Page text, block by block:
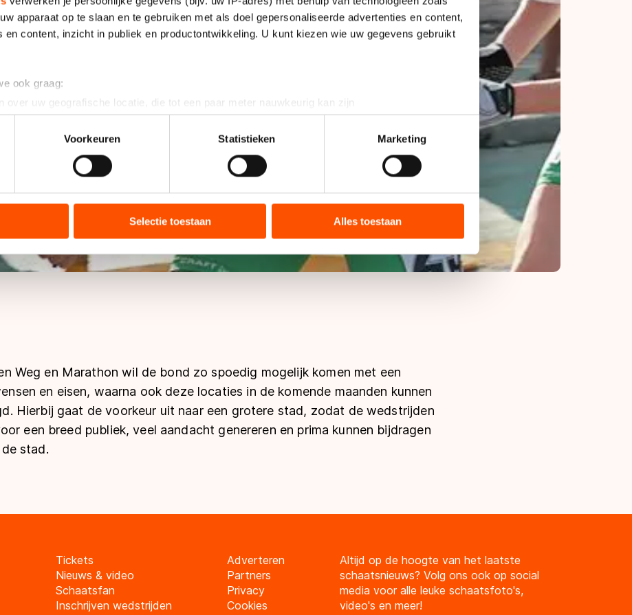
apparaat op te slaan en te gebruiken met als doel gepersonaliseerde advertenties en content,
en content, inzicht in publiek en productontwikkeling. U kunt kiezen wie uw gegevens gebruikt
ook graag:
over uw geografische locatie, die tot een paar meter nauwkeurig kan zijn
door het actief te scannen op specifieke eigenschappen (fingerprinting)
gegevens worden verwerkt en stel uw voorkeuren in het
detailgedeeltein. U kunt uw
wijzigen of intrekken in de Cookieverklaring.
over uw gebruik van onze site met onze partners voor social media, advertenties en
met andere gegevens die u aan hen heeft verstrekt of die zij hebben verzameld via
kunnen gegevens doorgeven aan landen buiten de EU, zoals de VS, waar mogelijk geen
geldt volgens de GDPR. Door op ‘Toestaan’ te klikken, stemt u in met deze overdracht.
onscookiebeleid.
Voorkeuren Statistieken Marketing
Selectie toestaan Alles toestaan
Weg en Marathon wil de bond zo spoedig mogelijk komen met een
en eisen, waarna ook deze locaties in de komende maanden kunnen
Hierbij gaat de voorkeur uit naar een grotere stad, zodat de wedstrijden
een breed publiek, veel aandacht genereren en prima kunnen bijdragen
stad.
Tickets
Nieuws & video
Schaatsfan
Inschrijven wedstrijden
Adverteren
Partners
Privacy
Cookies
Altijd op de hoogte van het laatste
schaatsnieuws? Volg ons ook op social
media voor alle leuke schaatsfoto's,
video's en meer!